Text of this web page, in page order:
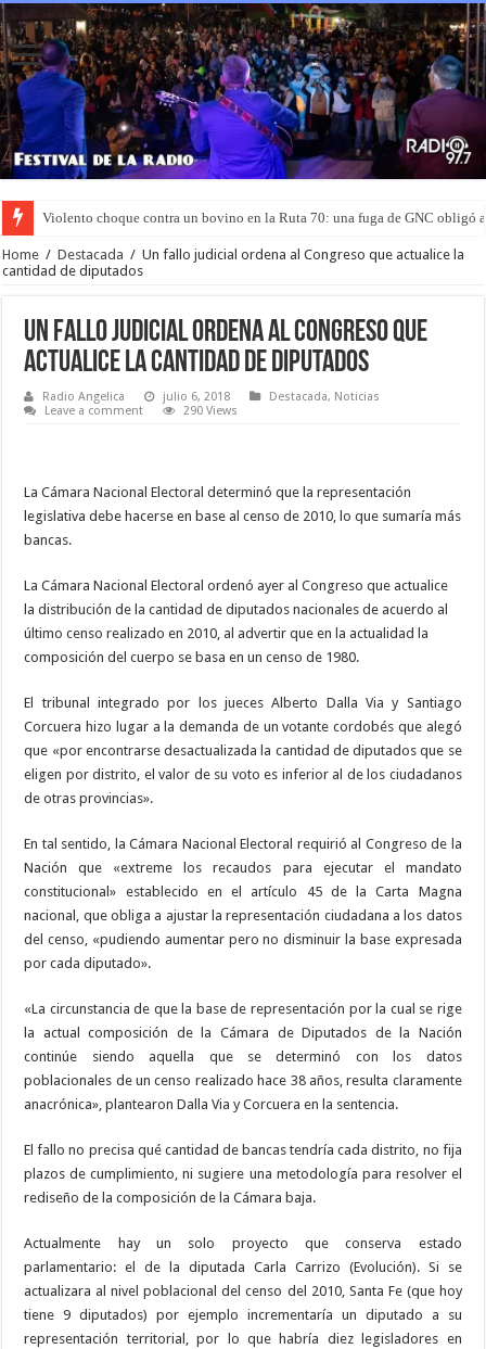
Violento choque contra un bovino en la Ruta 70: una fuga de GNC obligó
Home / Destacada / Un fallo judicial ordena al Congreso que actualice la
cantidad de diputados
Un fallo judicial ordena al Congreso que
actualice la cantidad de diputados
Radio Angelica julio 6, 2018 Destacada, Noticias
Leave a comment
290 Views
La Cámara Nacional Electoral determinó que la representación
legislativa debe hacerse en base al censo de 2010, lo que sumaría más
bancas.
La Cámara Nacional Electoral ordenó ayer al Congreso que actualice
la distribución de la cantidad de diputados nacionales de acuerdo al
último censo realizado en 2010, al advertir que en la actualidad la
composición del cuerpo se basa en un censo de 1980.
El tribunal integrado por los jueces Alberto Dalla Via y Santiago
Corcuera hizo lugar a la demanda de un votante cordobés que alegó
que «por encontrarse desactualizada la cantidad de diputados que se
eligen por distrito, el valor de su voto es inferior al de los ciudadanos
de otras provincias».
En tal sentido, la Cámara Nacional Electoral requirió al Congreso de la
Nación que «extreme los recaudos para ejecutar el mandato
constitucional» establecido en el artículo 45 de la Carta Magna
nacional, que obliga a ajustar la representación ciudadana a los datos
del censo, «pudiendo aumentar pero no disminuir la base expresada
por cada diputado».
«La circunstancia de que la base de representación por la cual se rige
la actual composición de la Cámara de Diputados de la Nación
continúe siendo aquella que se determinó con los datos
poblacionales de un censo realizado hace 38 años, resulta claramente
anacrónica», plantearon Dalla Via y Corcuera en la sentencia.
El fallo no precisa qué cantidad de bancas tendría cada distrito, no fija
plazos de cumplimiento, ni sugiere una metodología para resolver el
rediseño de la composición de la Cámara baja.
Actualmente hay un solo proyecto que conserva estado
parlamentario: el de la diputada Carla Carrizo (Evolución). Si se
actualizara al nivel poblacional del censo del 2010, Santa Fe (que hoy
tiene 9 diputados) por ejemplo incrementaría un diputado a su
representación territorial, por lo que habría diez legisladores en